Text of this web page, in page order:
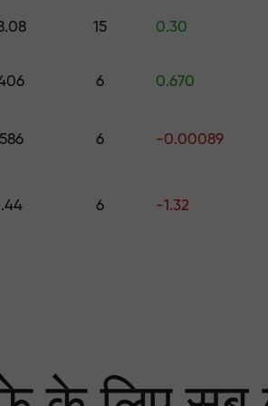
की गारंटी
बड़ा
15 0.30
6 0.670
6 -0.00089
6 -1.32